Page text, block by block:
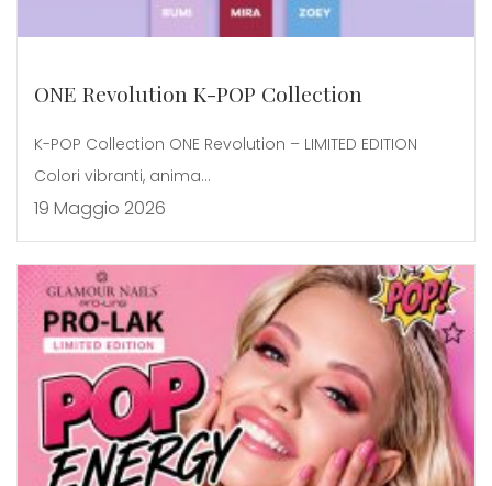
ONE Revolution K-POP Collection
K-POP Collection ONE Revolution – LIMITED EDITION
Colori vibranti, anima...
19 Maggio 2026